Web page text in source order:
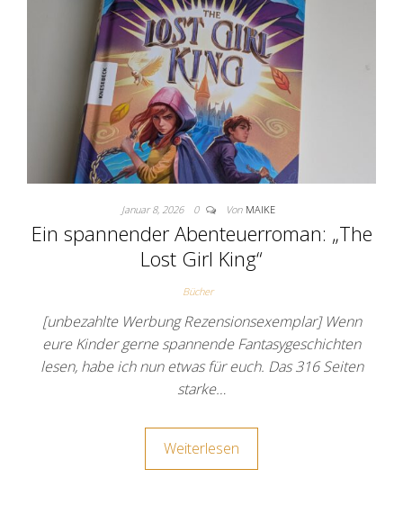
Januar 8, 2026 0 Von MAIKE
Ein spannender Abenteuerroman: „The
Lost Girl King“
Bücher
[unbezahlte Werbung Rezensionsexemplar] Wenn
eure Kinder gerne spannende Fantasygeschichten
lesen, habe ich nun etwas für euch. Das 316 Seiten
starke…
Weiterlesen